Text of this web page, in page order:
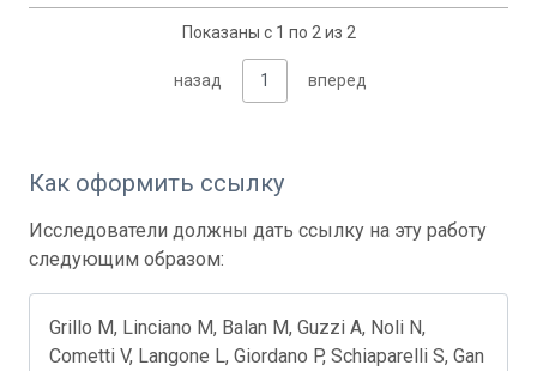
Показаны с 1 по 2 из 2
назад 1 вперед
Как оформить ссылку
Исследователи должны дать ссылку на эту работу
следующим образом:
Grillo M, Linciano M, Balan M, Guzzi A, Noli N,
Cometti V, Langone L, Giordano P, Schiaparelli S, Gan